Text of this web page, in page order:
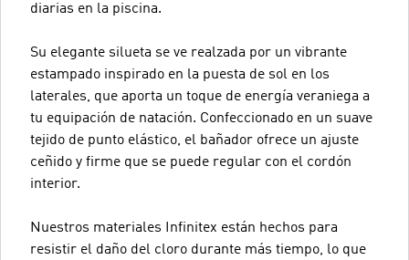
diarias en la piscina.
Su elegante silueta se ve realzada por un vibrante
estampado inspirado en la puesta de sol en los
laterales, que aporta un toque de energía veraniega a
tu equipación de natación. Confeccionado en un suave
tejido de punto elástico, el bañador ofrece un ajuste
ceñido y firme que se puede regular con el cordón
interior.
Nuestros materiales Infinitex están hechos para
resistir el daño del cloro durante más tiempo, lo que